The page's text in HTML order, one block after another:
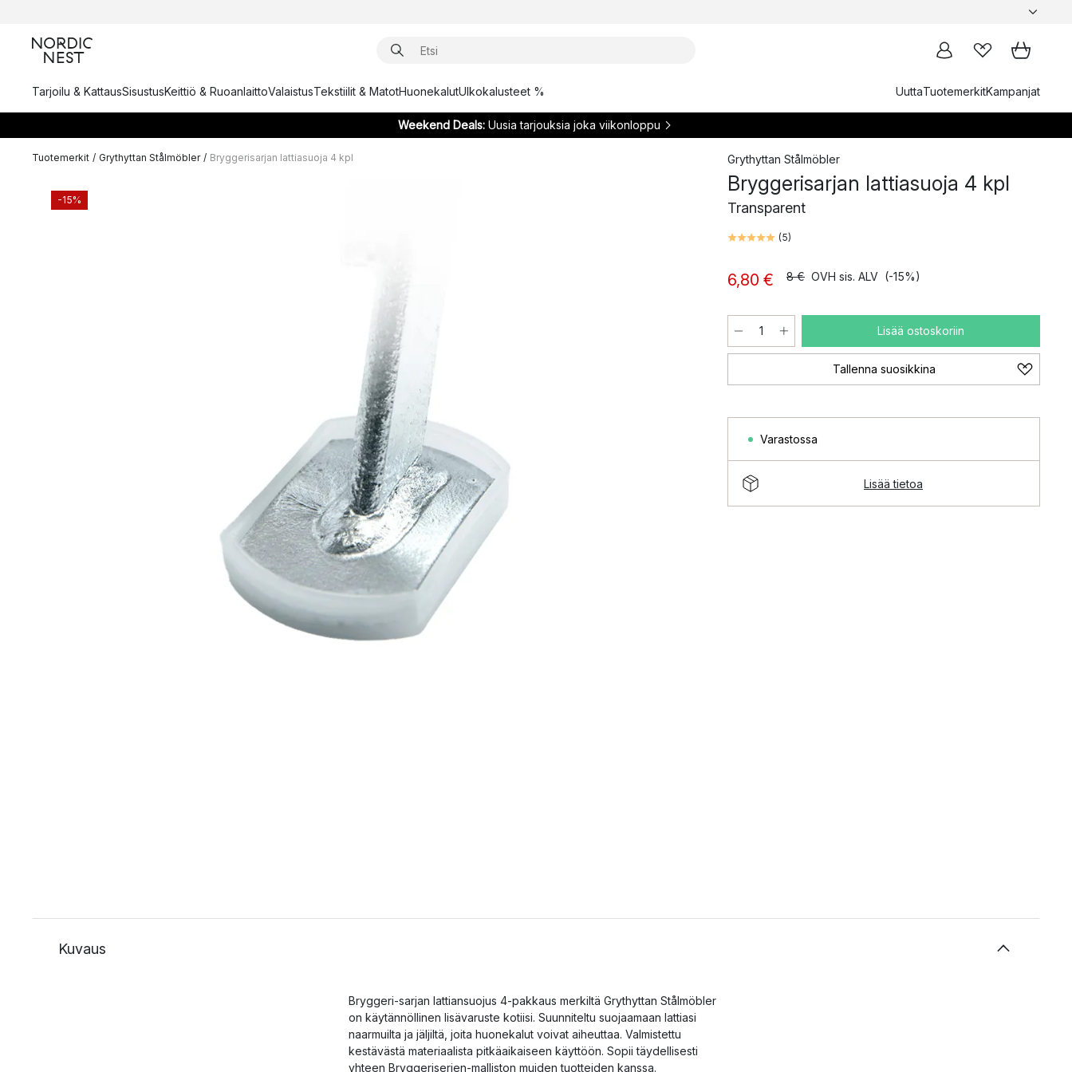
Tarjoilu & KattausSisustusKeittiö & RuoanlaittoValaistusTekstiilit & MatotHuonekalutUlkokalusteet % UuttaTuotemerkitKampanjat
Weekend Deals:Uusia tarjouksia joka viikonloppu
Tuotemerkit / Grythyttan Stålmöbler / Bryggerisarjan lattiasuoja 4 kpl
-15%
Grythyttan Stålmöbler
Bryggerisarjan lattiasuoja 4 kpl
Transparent
(5)
6,80 € 8 € OVH sis. ALV (-15%)
Lisää ostoskoriin
Tallenna suosikkina
Varastossa
Lisää tietoa
Kuvaus
Bryggeri-sarjan lattiansuojus 4-pakkaus merkiltä Grythyttan Stålmöbler
on käytännöllinen lisävaruste kotiisi. Suunniteltu suojaamaan lattiasi
naarmuilta ja jäljiltä, joita huonekalut voivat aiheuttaa. Valmistettu
kestävästä materiaalista pitkäaikaiseen käyttöön. Sopii täydellisesti
yhteen Bryggeriserien-malliston muiden tuotteiden kanssa.